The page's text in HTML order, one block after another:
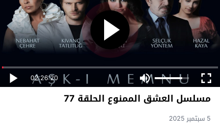
02:26:20
مسلسل العشق الممنوع الحلقة 77
5 سبتمبر 2025